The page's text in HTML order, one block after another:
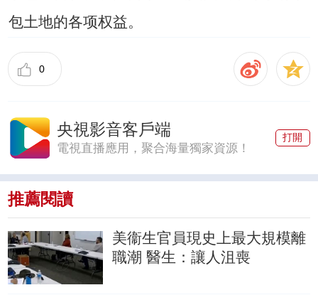
包土地的各项权益。
0
央視影音客戶端
電視直播應用，聚合海量獨家資源！
打開
推薦閱讀
美衞生官員現史上最大規模離
職潮 醫生：讓人沮喪